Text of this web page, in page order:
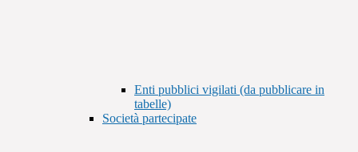
Enti pubblici vigilati (da pubblicare in
tabelle)
Società partecipate